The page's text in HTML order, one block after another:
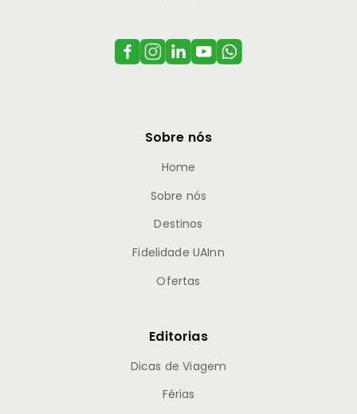
Sobre nós
Home
Sobre nós
Destinos
Fidelidade UAInn
Ofertas
Editorias
Dicas de Viagem
Férias